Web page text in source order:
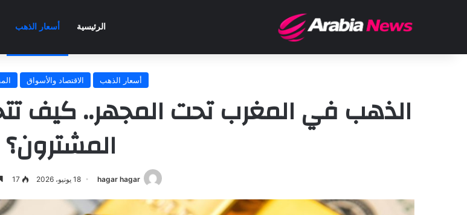
الرئيسية أسعار الذهب
أسعار الذهب الاقتصاد والأسواق
الذهب في المغرب تحت المجهر.. كيف
المشترون؟
hagar hagar 18 يونيو، 2026 17